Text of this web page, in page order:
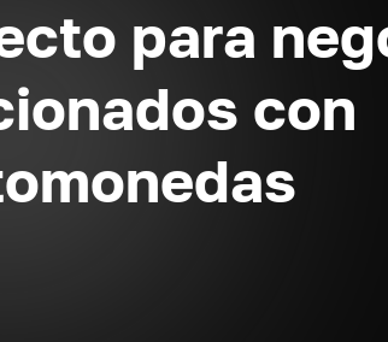
para
con